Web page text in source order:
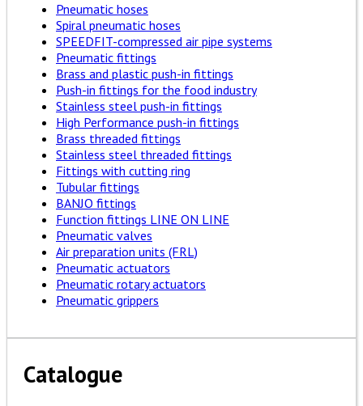
Pneumatic hoses
Spiral pneumatic hoses
SPEEDFIT-compressed air pipe systems
Pneumatic fittings
Brass and plastic push-in fittings
Push-in fittings for the food industry
Stainless steel push-in fittings
High Performance push-in fittings
Brass threaded fittings
Stainless steel threaded fittings
Fittings with cutting ring
Tubular fittings
BANJO fittings
Function fittings LINE ON LINE
Pneumatic valves
Air preparation units (FRL)
Pneumatic actuators
Pneumatic rotary actuators
Pneumatic grippers
Catalogue